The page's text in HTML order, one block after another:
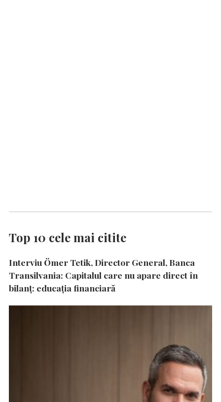
Top 10 cele mai citite
Interviu Ömer Tetik, Director General, Banca
Transilvania: Capitalul care nu apare direct în
bilanț: educația financiară